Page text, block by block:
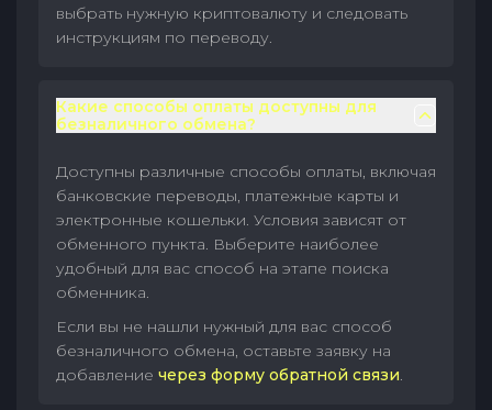
выбрать нужную криптовалюту и следовать
инструкциям по переводу.
Какие способы оплаты доступны для
безналичного обмена?
Доступны различные способы оплаты, включая
банковские переводы, платежные карты и
электронные кошельки. Условия зависят от
обменного пункта. Выберите наиболее
удобный для вас способ на этапе поиска
обменника.
Если вы не нашли нужный для вас способ
безналичного обмена, оставьте заявку на
добавление через форму обратной связи.